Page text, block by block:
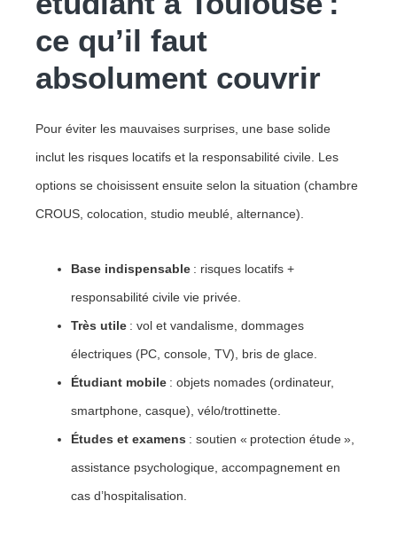
ce qu’il faut
absolument couvrir
Pour éviter les mauvaises surprises, une base solide
inclut les risques locatifs et la responsabilité civile. Les
options se choisissent ensuite selon la situation (chambre
CROUS, colocation, studio meublé, alternance).
Base indispensable : risques locatifs +
responsabilité civile vie privée.
Très utile : vol et vandalisme, dommages
électriques (PC, console, TV), bris de glace.
Étudiant mobile : objets nomades (ordinateur,
smartphone, casque), vélo/trottinette.
Études et examens : soutien « protection étude »,
assistance psychologique, accompagnement en
cas d’hospitalisation.